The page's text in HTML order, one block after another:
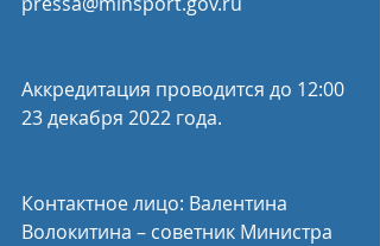
Аккредитация проводится до 12:00
23 декабря 2022 года.
Контактное лицо: Валентина
Волокитина – советник Министра